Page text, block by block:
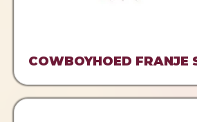
COWBOYHOED FRANJE